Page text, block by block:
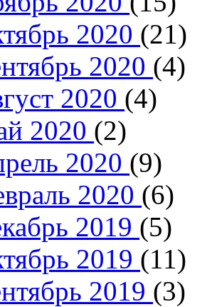
2020 (21)
2020 (4)
2020 (4)
2020 (2)
2020 (9)
2020 (6)
2019 (5)
2019 (11)
2019 (3)